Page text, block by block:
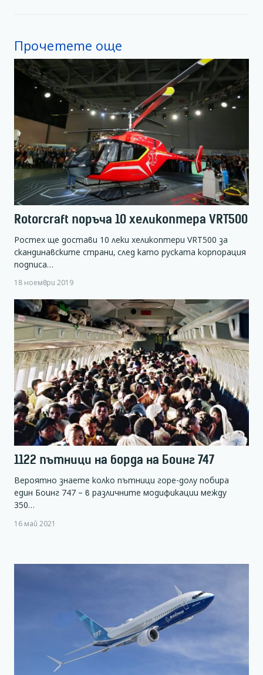
Прочетете още
Rotorcraft поръча 10 хеликоптера VRT500
Ростех ще достави 10 леки хеликоптери VRT500 за
скандинавските страни, след като руската корпорация
подписа…
18 ноември 2019
1122 пътници на борда на Боинг 747
Вероятно знаете колко пътници горе-долу побира
един Боинг 747 – в различните модификации между
350…
16 май 2021